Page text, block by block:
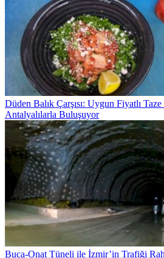
Düden Balık Çarşısı: Uygun Fiyatlı
Antalyalılarla Buluşuyor
Buca-Onat Tüneli ile İzmir’in Trafiği